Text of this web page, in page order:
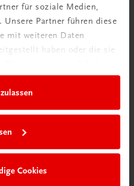
für soziale Medien,
Unsere Partner führen diese
mit weiteren Daten
haben oder die sie
Cookies
uns
80 Mitarbeiterinnen und
Begeisterung für unsere
GmbH